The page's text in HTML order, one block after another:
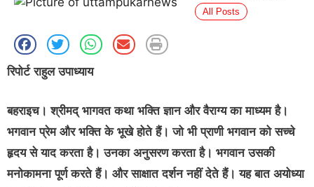
All Posts
रिपोर्ट राहुल उपाध्याय
बहराइच। श्रीमद् भागवत कथा भक्ति ज्ञान और वैराग्य का माध्यम है।
भगवान प्रेम और भक्ति के भूखे होते हैं। जो भी प्राणी भगवान को सच्चे
हृदय से याद करता है। उनका अनुसरण करता है। भगवान उसकी
मनोकामना पूर्ण करते हैं। और साक्षात दर्शन नहीं देते हैं। यह बात अयोध्या